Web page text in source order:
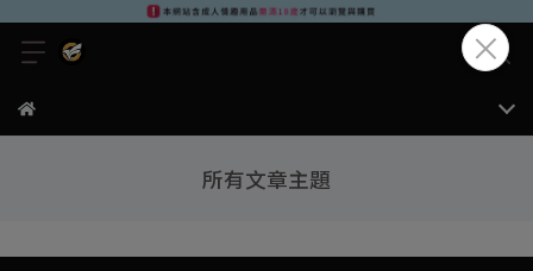
所有文章主題